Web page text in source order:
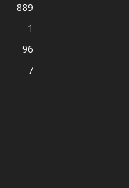
889
1
96
7